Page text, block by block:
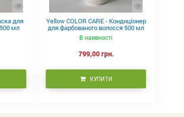
для
мл
Yellow COLOR CARE - Кондиціонер
для фарбованого волосся 500 мл
В наявності
799,00 грн.
КУПИТИ